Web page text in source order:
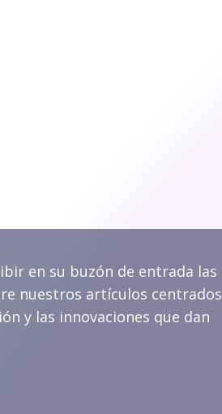
en su buzón de entrada las
nuestros artículos centrados
y las innovaciones que dan